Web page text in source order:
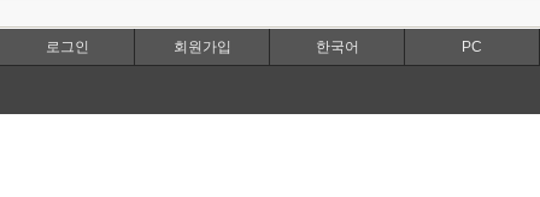
로그인 회원가입 한국어 PC